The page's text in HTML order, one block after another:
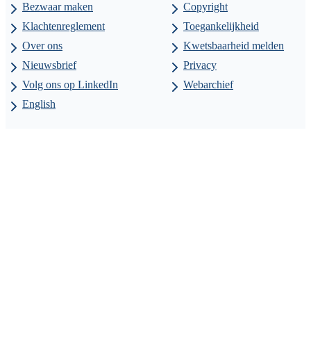
Bezwaar maken
Klachtenreglement
Over ons
Nieuwsbrief
Volg ons op LinkedIn
English
Copyright
Toegankelijkheid
Kwetsbaarheid melden
Privacy
Webarchief